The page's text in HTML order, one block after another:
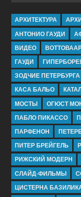
АРХИТЕКТУРА
АНТОНИО ГАУДИ
ВИДЕО
ГАУДИ
ЗОДЧИЕ ПЕТЕРБУРГА
КАСА БАЛЬО
МОСТЫ
ОГЮСТ
ПАБЛО ПИКАССО
ПАРФЕНОН
ПИТЕР БРЕЙГЕЛЬ
РИЖСКИЙ МОДЕРН
СЛАЙД-ФИЛЬМЫ
ЦИСТЕРНА